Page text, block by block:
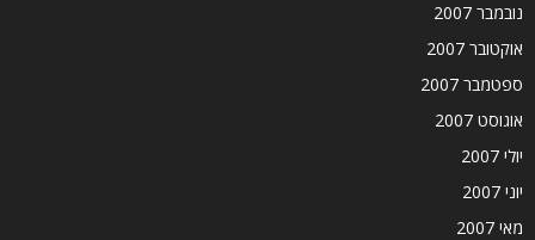
נובמבר 2007
אוקטובר 2007
ספטמבר 2007
אוגוסט 2007
יולי 2007
יוני 2007
מאי 2007